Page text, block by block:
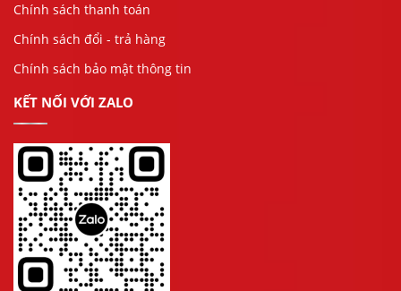
Chính sách thanh toán
Chính sách đổi - trả hàng
Chính sách bảo mật thông tin
KẾT NỐI VỚI ZALO